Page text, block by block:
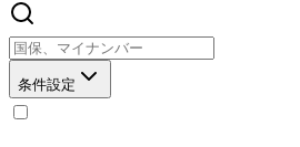
条件設定